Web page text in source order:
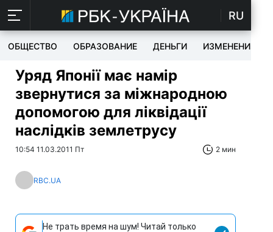
RU
ОБЩЕСТВО ОБРАЗОВАНИЕ ДЕНЬГИ ИЗМЕНЕНИЯ
Уряд Японії має намір
звернутися за міжнародною
допомогою для ліквідації
наслідків землетрусу
10:54 11.03.2011 Пт 2 мин
RBC.UA
Не трать время на шум! Читай только